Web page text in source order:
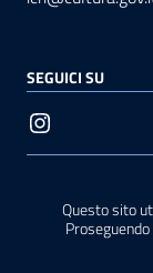
Questo sito
SEGUICI SU
Realizzato con